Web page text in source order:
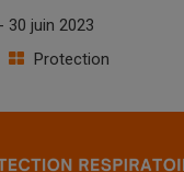
30 juin 2023
Protection